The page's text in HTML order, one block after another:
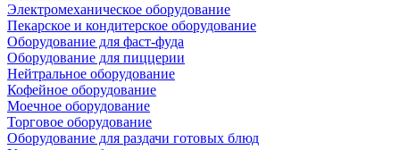
Электромеханическое оборудование
Пекарское и кондитерское оборудование
Оборудование для фаст-фуда
Оборудование для пиццерии
Нейтральное оборудование
Кофейное оборудование
Моечное оборудование
Торговое оборудование
Оборудование для раздачи готовых блюд